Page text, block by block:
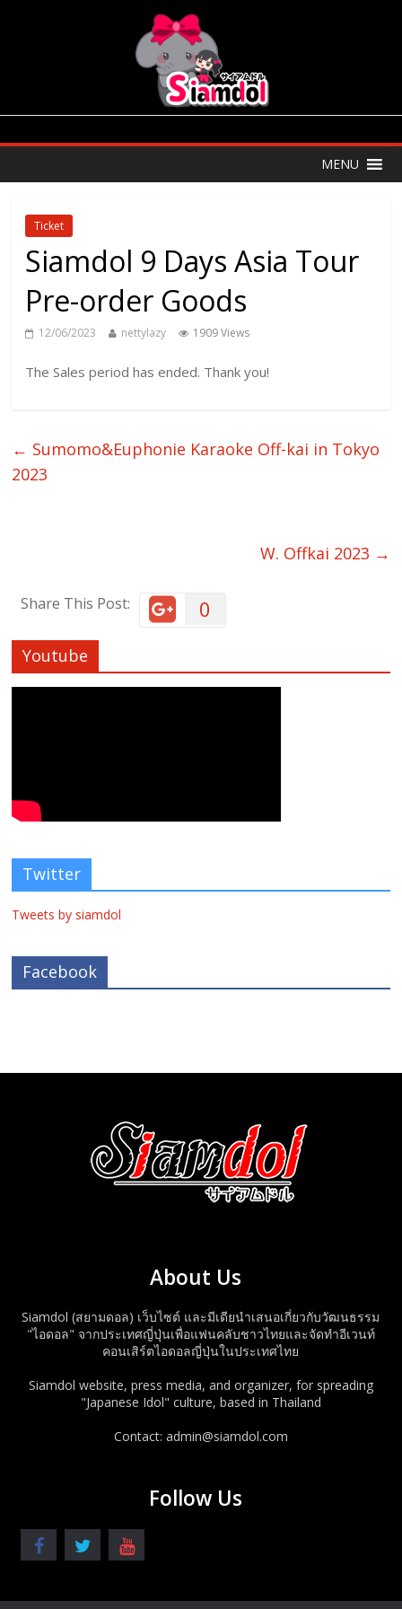
MENU
Ticket
Siamdol 9 Days Asia Tour
Pre-order Goods
12/06/2023 nettylazy 1909 Views
The Sales period has ended. Thank you!
← Sumomo&Euphonie Karaoke Off-kai in Tokyo
2023
W. Offkai 2023 →
Share This Post: 0
Youtube
Twitter
Tweets by siamdol
Facebook
About Us
Siamdol (สยามดอล) เว็บไซต์ และมีเดียนำเสนอเกี่ยวกับวัฒนธรรม
"ไอดอล" จากประเทศญี่ปุ่นเพื่อแฟนคลับชาวไทยและจัดทำอีเวนท์
คอนเสิร์ตไอดอลญี่ปุ่นในประเทศไทย
Siamdol website, press media, and organizer, for spreading
"Japanese Idol" culture, based in Thailand
Contact: admin@siamdol.com
Follow Us